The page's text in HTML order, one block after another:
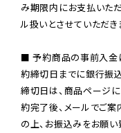
み期限内にお支払いた
ル扱いとさせていただき
■ 予約商品の事前入金
約締切日までに銀行振
締切日は、商品ページ
約完了後、メールでご
の上、お振込みをお願